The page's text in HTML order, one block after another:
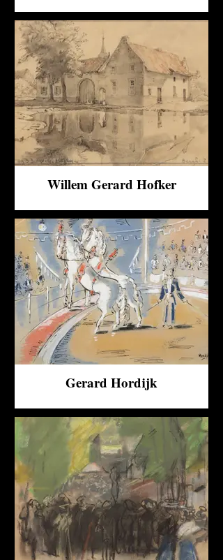
Willem Gerard Hofker
Gerard Hordijk